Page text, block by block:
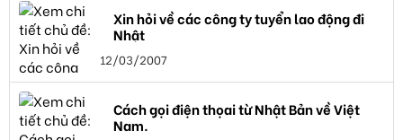
Xin hỏi về các công ty tuyển lao động đi
Nhật
12/03/2007
Cách gọi điện thọai từ Nhật Bản về Việt
Nam.